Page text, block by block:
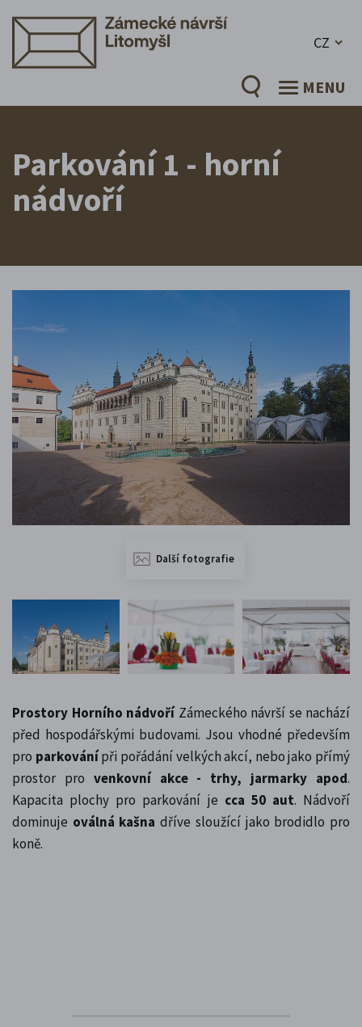
CZ
MENU
Parkování 1 - horní
nádvoří
Další fotografie
Prostory Horního nádvoříZámeckého návrší se nachází
před hospodářskými budovami. Jsou vhodné především
pro parkovánípři pořádání velkých akcí, nebo jako přímý
prostor pro venkovní akce - trhy, jarmarky apod.
Kapacita plochy pro parkování je cca 50 aut. Nádvoří
dominuje oválná kašna dříve sloužící jako brodidlo pro
koně.